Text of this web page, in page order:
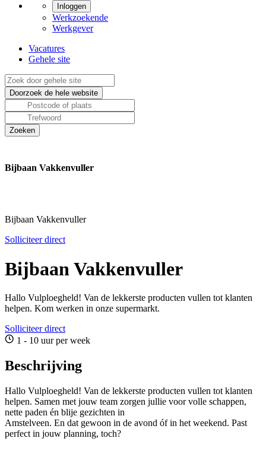
Inloggen
Werkzoekende
Werkgever
Vacatures
Gehele site
Bijbaan Vakkenvuller
Bijbaan Vakkenvuller
Solliciteer direct
Bijbaan Vakkenvuller
Hallo Vulploegheld! Van de lekkerste producten vullen tot klanten
helpen. Kom werken in onze supermarkt.
Solliciteer direct
1 - 10 uur per week
Beschrijving
Hallo Vulploegheld! Van de lekkerste producten vullen tot klanten
helpen. Samen met jouw team zorgen jullie voor volle schappen,
nette paden én blije gezichten in
Amstelveen. En dat gewoon in de avond óf in het weekend. Past
perfect in jouw planning, toch?